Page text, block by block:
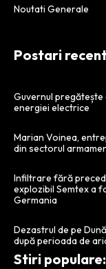
Noutati Generale
Postari
Guvernul
energiei electrice
Marian Voinea,
din sectorul
Infiltrare fără
explozibil Semtex a
Germania
Dezastrul de pe
după perioada de
Stiri populare: